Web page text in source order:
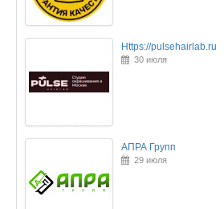
Https://pulsehairlab.ru
30 июля
АПРА Групп
29 июля